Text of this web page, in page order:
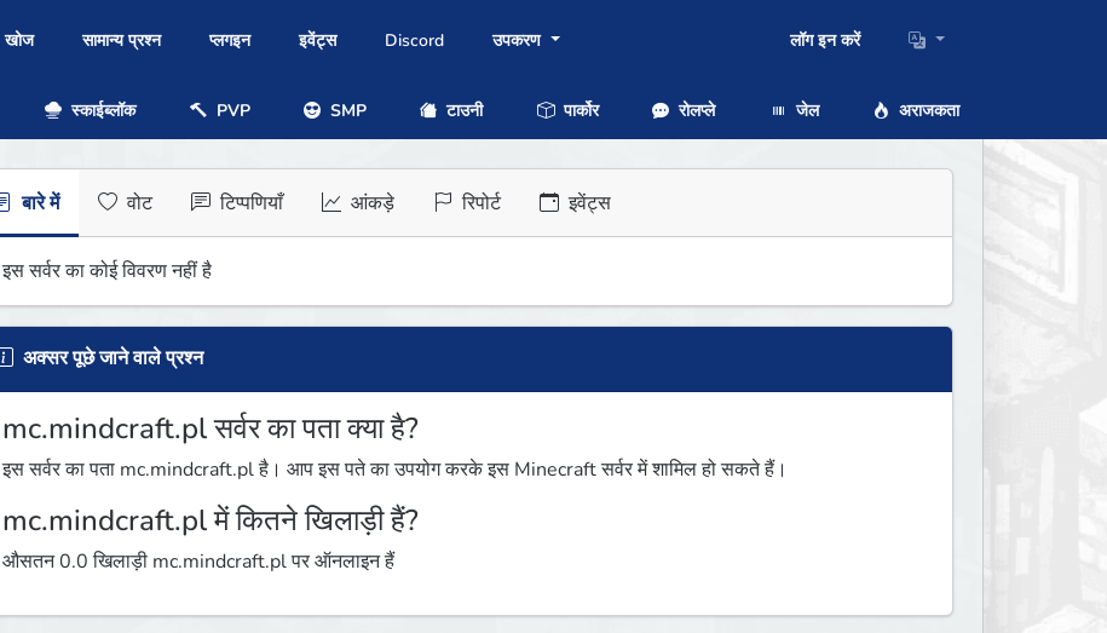
खोज सामान्य प्रश्न प्लगइन इवेंट्स Discord उपकरण लॉग इन करें
स्काईब्लॉक PVP SMP टाउनी पार्कोर रोलप्ले जेल अराजकता
बारे में वोट टिप्पणियाँ आंकड़े रिपोर्ट इवेंट्स
इस सर्वर का कोई विवरण नहीं है
अक्सर पूछे जाने वाले प्रश्न
mc.mindcraft.pl सर्वर का पता क्या है?
इस सर्वर का पता mc.mindcraft.pl है। आप इस पते का उपयोग करके इस Minecraft सर्वर में शामिल हो सकते हैं।
mc.mindcraft.pl में कितने खिलाड़ी हैं?
औसतन 0.0 खिलाड़ी mc.mindcraft.pl पर ऑनलाइन हैं